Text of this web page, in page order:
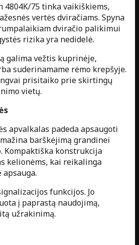
4804K/75 tinka vaikiškiems,
vertės dviračiams. Spyna
dviračio palikimui
rizika yra nedidelė.
galima vežtis kuprinėje,
suderinamame rėmo krepšyje.
prisitaiko prie skirtingų
vietų.
apvalkalas padeda apsaugoti
barškėjimą grandinei
Kompaktiška konstrukcija
kelionėms, kai reikalinga
funkcijos. Jo
į paprastą naudojimą,
užrakinimą.